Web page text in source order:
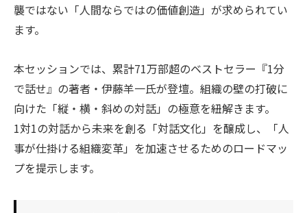
襲ではない「人間ならではの価値創造」が求められてい
ます。
本セッションでは、累計71万部超のベストセラー『1分
で話せ』の著者・伊藤羊一氏が登壇。組織の壁の打破に
向けた「縦・横・斜めの対話」の極意を紐解きます。
1対1の対話から未来を創る「対話文化」を醸成し、「人
事が仕掛ける組織変革」を加速させるためのロードマッ
プを提示します。